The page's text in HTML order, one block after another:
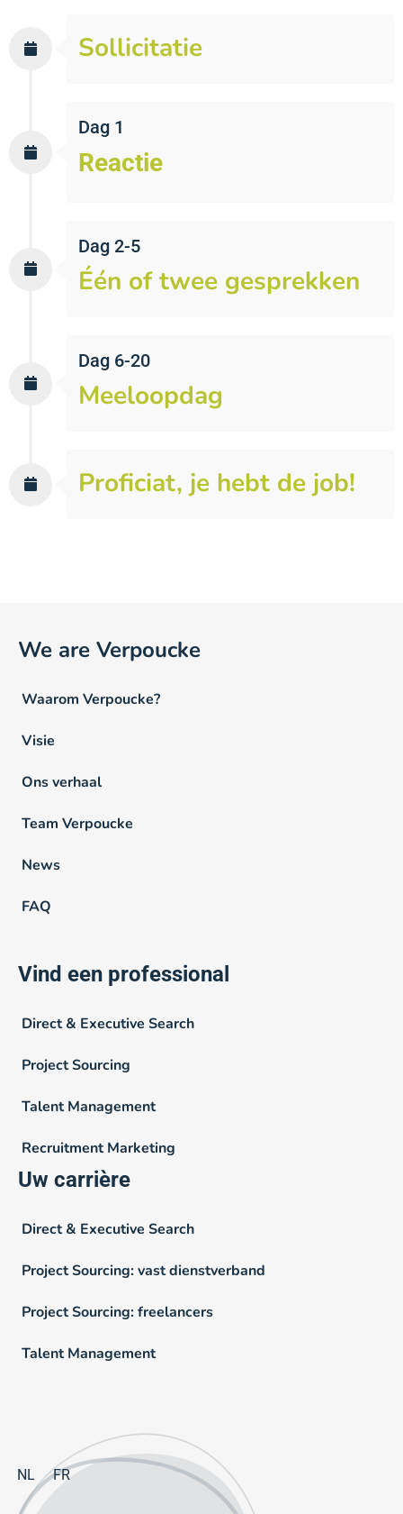
Sollicitatie
Dag 1
Reactie
Dag 2-5
Één of twee gesprekken
Dag 6-20
Meeloopdag
Proficiat, je hebt de job!
We are Verpoucke
Waarom Verpoucke?
Visie
Ons verhaal
Team Verpoucke
News
FAQ
Vind een professional
Direct & Executive Search
Project Sourcing
Talent Management
Recruitment Marketing
Uw carrière
Direct & Executive Search
Project Sourcing: vast dienstverband
Project Sourcing: freelancers
Talent Management
NL FR